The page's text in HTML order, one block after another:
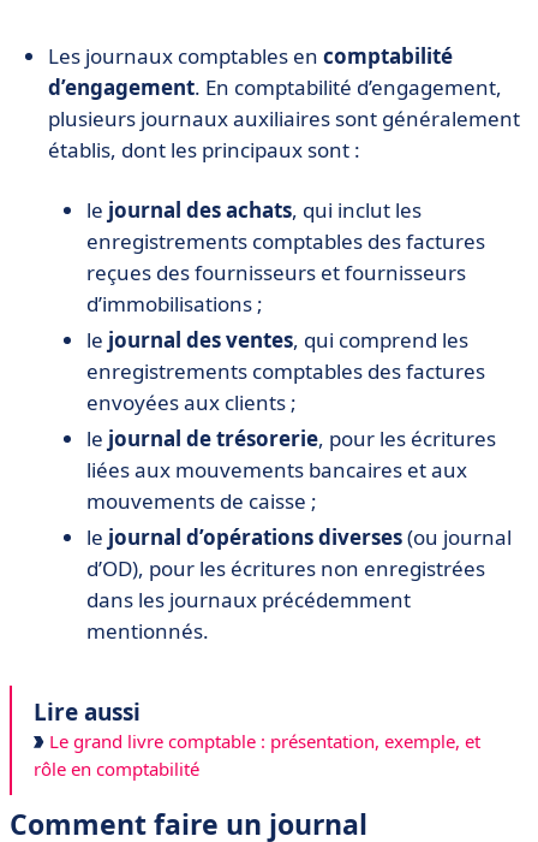
Les journaux comptables en comptabilité
d’engagement. En comptabilité d’engagement,
plusieurs journaux auxiliaires sont généralement
établis, dont les principaux sont :
le journal des achats, qui inclut les
enregistrements comptables des factures
reçues des fournisseurs et fournisseurs
d’immobilisations ;
le journal des ventes, qui comprend les
enregistrements comptables des factures
envoyées aux clients ;
le journal de trésorerie, pour les écritures
liées aux mouvements bancaires et aux
mouvements de caisse ;
le journal d’opérations diverses(ou journal
d’OD), pour les écritures non enregistrées
dans les journaux précédemment
mentionnés.
Lire aussi
Le grand livre comptable : présentation, exemple, et
rôle en comptabilité
Comment faire un journal